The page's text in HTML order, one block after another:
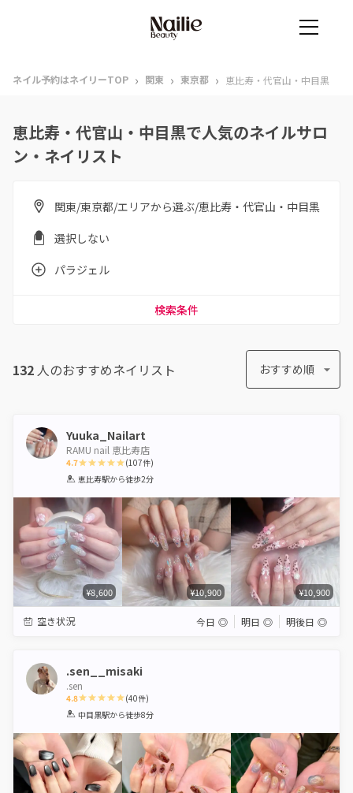
ネイル予約はネイリーTOP › 関東 › 東京都 › 恵比寿・代官山・中目黒
恵比寿・代官山・中目黒で人気のネイルサロ
ン・ネイリスト
関東/東京都/エリアから選ぶ/恵比寿・代官山・中目黒
選択しない
パラジェル
検索条件
132 人のおすすめネイリスト おすすめ順
Yuuka_Nailart
RAMU nail 恵比寿店
4.7
1 2 3 4 5
(107件)
恵比寿駅から徒歩2分
¥8,600 ¥10,900 ¥10,900
空き状況 今日 ◎ 明日 ◎ 明後日 ◎
.sen__misaki
.sen
4.8
1 2 3 4 5
(40件)
中目黒駅から徒歩8分